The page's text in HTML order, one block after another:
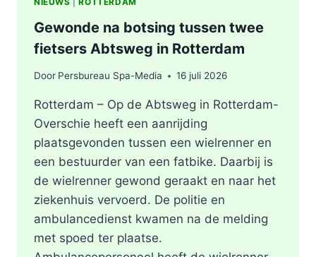
Gewonde na botsing tussen twee
fietsers Abtsweg in Rotterdam
Door Persbureau Spa-Media 16 juli 2026
Rotterdam – Op de Abtsweg in Rotterdam-
Overschie heeft een aanrijding
plaatsgevonden tussen een wielrenner en
een bestuurder van een fatbike. Daarbij is
de wielrenner gewond geraakt en naar het
ziekenhuis vervoerd. De politie en
ambulancedienst kwamen na de melding
met spoed ter plaatse.